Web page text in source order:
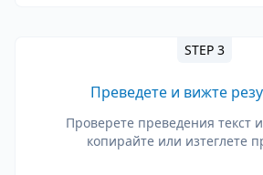
STEP 3
Преведете и вижте
Проверете преведения текст
копирайте или изтеглете